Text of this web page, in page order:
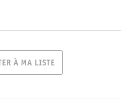
À MA LISTE